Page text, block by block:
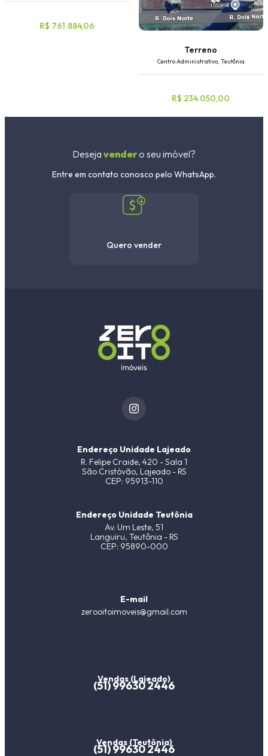
R$ 761.884,06
Terreno
Centro Administrativo, Teutônia
R$ 234.050,00
Deseja vendero seu imóvel?
Entre em contato conosco pelo WhatsApp.
Quero vender
Endereço Unidade Lajeado
R. Felipe Craide, 420 - Sala 1
São Cristóvão, Lajeado - RS
CEP: 95913-110
Endereço Unidade Teutônia
Av. Um Leste, 51
Languiru, Teutônia - RS
CEP: 95890-000
E-mail
zerooitoimoveis@gmail.com
Vendas (Lajeado)
(51) 99630 2446
Vendas (Teutônia)
(51) 99630 2446